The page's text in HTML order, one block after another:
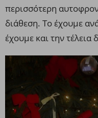
περισσότερη
διάθεση. Το έχουμε
έχουμε και την